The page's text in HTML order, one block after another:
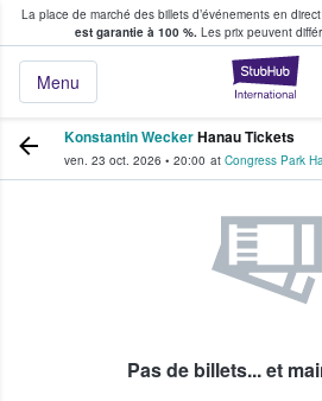
La place de marché des billets d’événements en
est garantie à 100 %. Les prix peuvent
Menu
fans achètent et
Konstantin WeckerHanau Tickets
ven. 23 oct. 2026 • 20:00 at Congress Park
Pas de billets... et